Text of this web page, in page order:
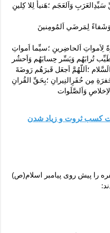
سَيِّدِالعَرَبِ وَاَلعَجَم ؛هَنيأً لِلا کِلينِ
لِمَرضَي اَلمُومِنينَ
لِاَمواتِ اَلحاضِرينِ ؛سيِّما اَمواتِ
تُرابَهُم وَيَسِّر حِسابَهُم وَاَحشُر
؛اَللّهُمَّ اَجعَل قَبرَهُم رَوضَةَ
مِن حُفَرِالنِيرانِ ؛بِحَقِّ القُرانِ
وَاَلصَّلَوات
کسب ثروت و زیاد شدن
را پيش روی پيامبر اسلام(ص)